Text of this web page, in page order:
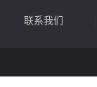
联系我们